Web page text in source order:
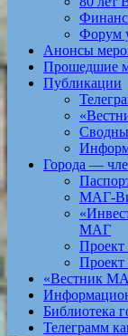
Форум
Анонсы
Прошедшие
Публикации
Города —
МАГ-
МАГ
Проект
«Вестник
Библиотека
Телеграмм